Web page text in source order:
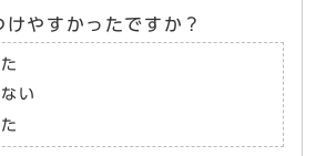
やすかったですか？
い